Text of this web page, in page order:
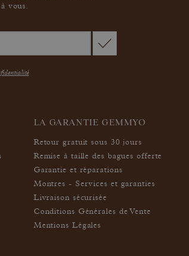
vous.
LA GARANTIE GEMMYO
Retour gratuit sous 30 jours
Remise à taille des bagues offerte
Garantie et réparations
Montres - Services et garanties
Livraison sécurisée
Conditions Générales de Vente
Mentions Légales